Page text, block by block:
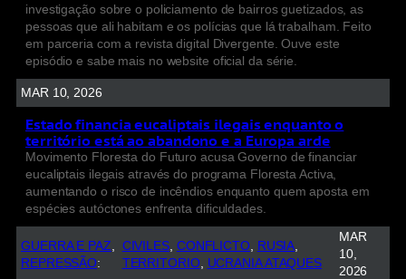
investigação sobre o policiamento de bairros guetizados, as
pessoas que ali habitam e os polícias que lá trabalham. Feito
em parceria com a revista digital Divergente. Ouve este
episódio e sabe mais no website oficial da série.
MAR 10, 2026
Estado financia eucaliptais ilegais enquanto o
território está ao abandono e a Europa arde
Movimento Floresta do Futuro acusa Governo de financiar
eucaliptais ilegais através do programa Floresta Activa,
aumentando o risco de incêndios enquanto quem aposta em
espécies autóctones enfrenta dificuldades.
GUERRA E PAZ
REPRESSÃO:
CIVILES CONFLICTO, RUSIA
TERRITORIO, UCRANIA ATAQUES
MAR
10,
2026